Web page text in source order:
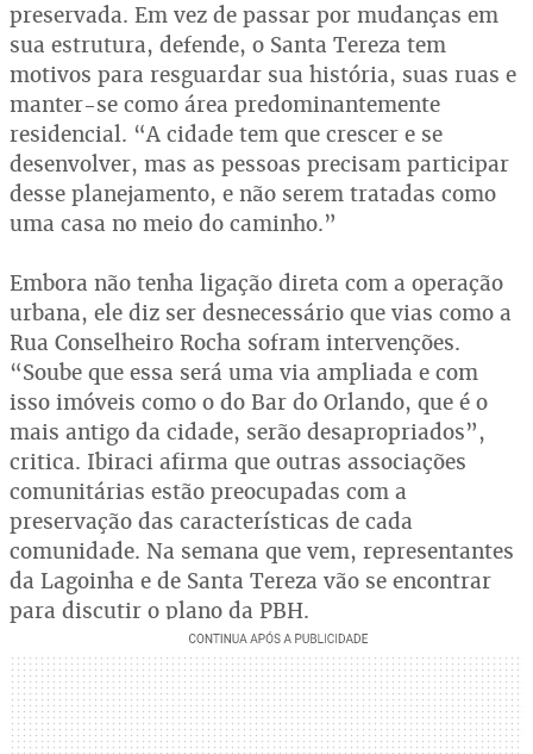
preservada. Em vez de passar por mudanças em
sua estrutura, defende, o Santa Tereza tem
motivos para resguardar sua história, suas ruas e
manter-se como área predominantemente
residencial. “A cidade tem que crescer e se
desenvolver, mas as pessoas precisam participar
desse planejamento, e não serem tratadas como
uma casa no meio do caminho.”
Embora não tenha ligação direta com a operação
urbana, ele diz ser desnecessário que vias como a
Rua Conselheiro Rocha sofram intervenções.
“Soube que essa será uma via ampliada e com
isso imóveis como o do Bar do Orlando, que é o
mais antigo da cidade, serão desapropriados”,
critica. Ibiraci afirma que outras associações
comunitárias estão preocupadas com a
preservação das características de cada
comunidade. Na semana que vem, representantes
da Lagoinha e de Santa Tereza vão se encontrar
para discutir o plano da PBH.